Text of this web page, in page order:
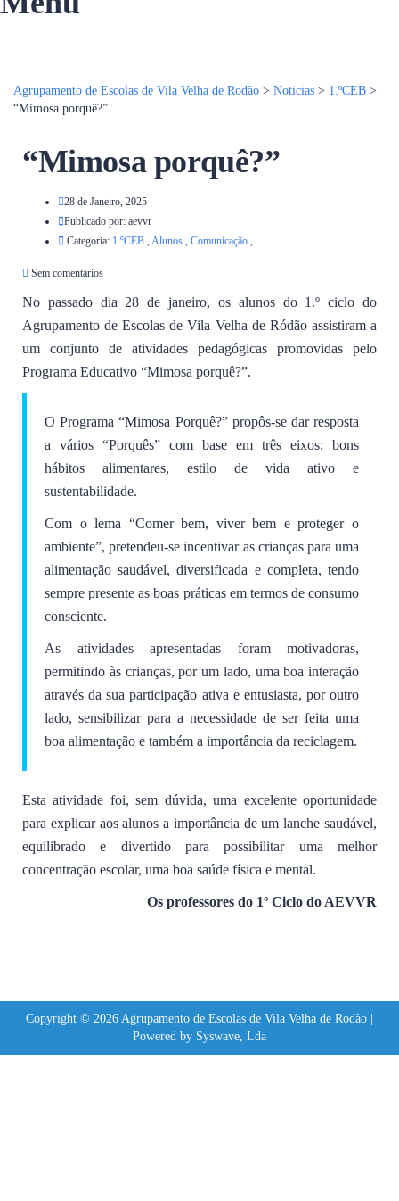
Agrupamento de Escolas de Vila Velha de Rodão > Noticias > 1.ºCEB >
“Mimosa porquê?”
“Mimosa porquê?”
28 de Janeiro, 2025
Publicado por: aevvr
Categoria: 1.ºCEB , Alunos , Comunicação ,
Sem comentários
No passado dia 28 de janeiro, os alunos do 1.º ciclo do
Agrupamento de Escolas de Vila Velha de Ródão assistiram a
um conjunto de atividades pedagógicas promovidas pelo
Programa Educativo “Mimosa porquê?”.
O Programa “Mimosa Porquê?” propôs-se dar resposta
a vários “Porquês” com base em três eixos: bons
hábitos alimentares, estilo de vida ativo e
sustentabilidade.
Com o lema “Comer bem, viver bem e proteger o
ambiente”, pretendeu-se incentivar as crianças para uma
alimentação saudável, diversificada e completa, tendo
sempre presente as boas práticas em termos de consumo
consciente.
As atividades apresentadas foram motivadoras,
permitindo às crianças, por um lado, uma boa interação
através da sua participação ativa e entusiasta, por outro
lado, sensibilizar para a necessidade de ser feita uma
boa alimentação e também a importância da reciclagem.
Esta atividade foi, sem dúvida, uma excelente oportunidade
para explicar aos alunos a importância de um lanche saudável,
equilibrado e divertido para possibilitar uma melhor
concentração escolar, uma boa saúde física e mental.
Os professores do 1º Ciclo do AEVVR
Copyright © 2026 Agrupamento de Escolas de Vila Velha de Rodão |
Powered by Syswave, Lda